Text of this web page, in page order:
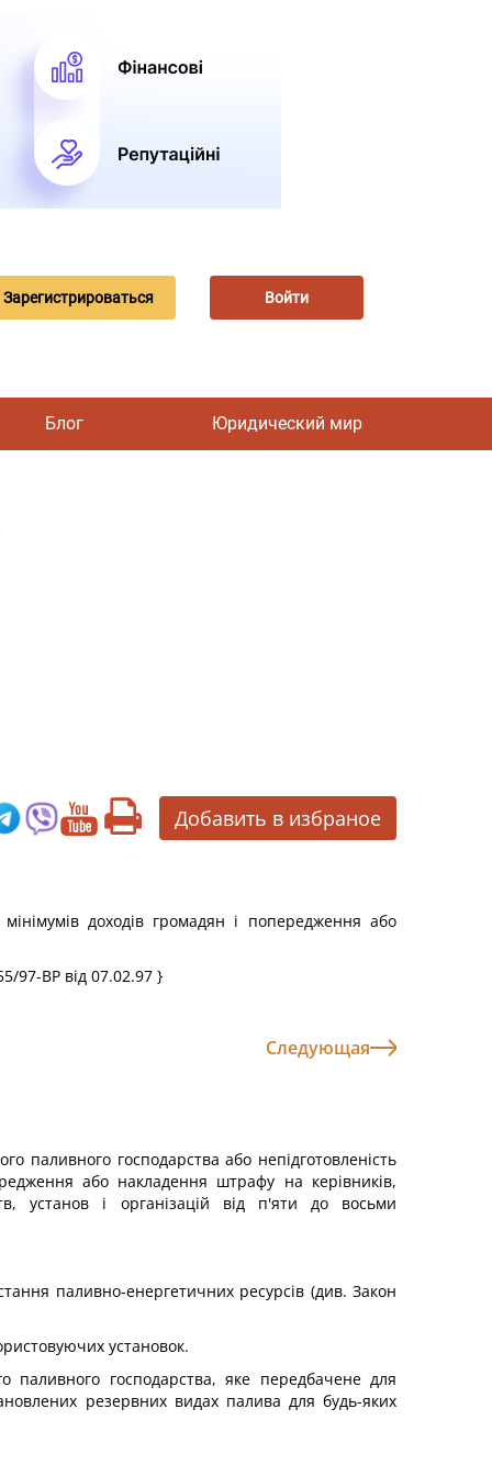
Зарегистрироваться Войти
Блог Юридический мир
Добавить в избраное
доходів громадян і попередження або
97-ВР від 07.02.97 }
Следующая
паливного господарства або непідготовленість
або накладення штрафу на керівників,
установ і організацій від п'яти до восьми
паливно-енергетичних ресурсів (див. Закон
установок.
паливного господарства, яке передбачене для
резервних видах палива для будь-яких